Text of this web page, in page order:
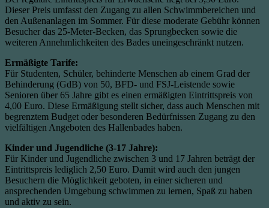
Dieser Preis umfasst den Zugang zu allen Schwimmbereichen und
den Außenanlagen im Sommer. Für diese moderate Gebühr können
Besucher das 25-Meter-Becken, das Sprungbecken sowie die
weiteren Annehmlichkeiten des Bades uneingeschränkt nutzen.
Ermäßigte Tarife:
Für Studenten, Schüler, behinderte Menschen ab einem Grad der
Behinderung (GdB) von 50, BFD- und FSJ-Leistende sowie
Senioren über 65 Jahre gibt es einen ermäßigten Eintrittspreis von
4,00 Euro. Diese Ermäßigung stellt sicher, dass auch Menschen mit
begrenztem Budget oder besonderen Bedürfnissen Zugang zu den
vielfältigen Angeboten des Hallenbades haben.
Kinder und Jugendliche (3-17 Jahre):
Für Kinder und Jugendliche zwischen 3 und 17 Jahren beträgt der
Eintrittspreis lediglich 2,50 Euro. Damit wird auch den jungen
Besuchern die Möglichkeit geboten, in einer sicheren und
ansprechenden Umgebung schwimmen zu lernen, Spaß zu haben
und aktiv zu sein.